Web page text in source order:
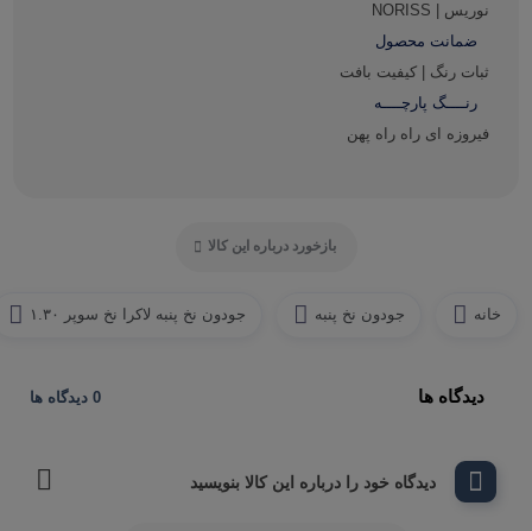
نوریس | NORISS
ضمانت محصول
ثبات رنگ | کیفیت بافت
رنــــگ پارچــــه
فیروزه ای راه راه پهن
بازخورد درباره این کالا
خانه جودون نخ پنبه جودون نخ پنبه لاکرا نخ سوپر ۱.۳۰
دیدگاه ها 0 دیدگاه ها
دیدگاه خود را درباره این کالا بنویسید